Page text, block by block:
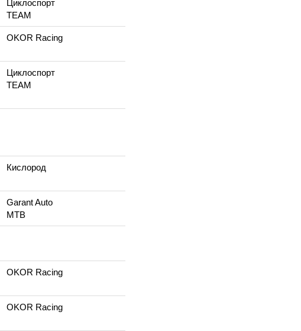
Циклоспорт
TEAM
OKOR Racing
Циклоспорт
TEAM
Кислород
Garant Auto
MTB
OKOR Racing
OKOR Racing